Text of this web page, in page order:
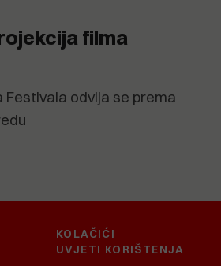
filma
odvija se prema
KOLAČIĆI
UVJETI KORIŠTENJA